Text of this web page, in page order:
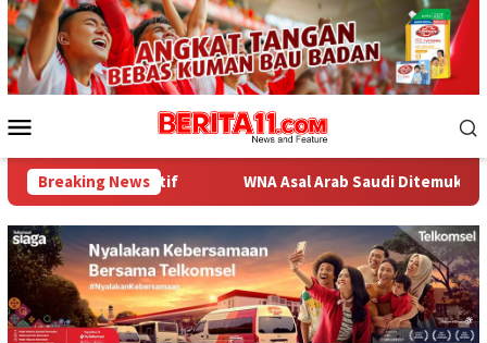
Loncat
ke
konten
Mobile
Breaking News
WNA Asal Arab Saudi Ditemukan Meninggal di Desa